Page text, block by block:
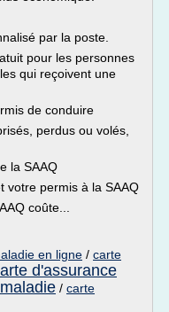
par la poste.
pour les personnes
qui reçoivent une
de conduire
perdus ou volés,
la SAAQ
votre permis à la SAAQ
coûte...
en ligne / carte
d'assurance
/ carte